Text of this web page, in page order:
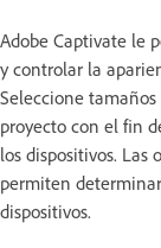
Adobe Captivate le
y controlar la
Seleccione
proyecto con el fin
los dispositivos. Las
permiten
dispositivos.